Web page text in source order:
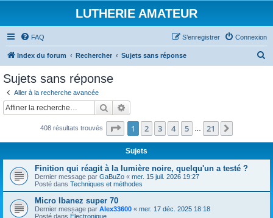
LUTHERIE AMATEUR
FAQ Connexion
S’enregistrer
Index du forum Rechercher Sujets sans réponse
c
Sujets sans réponse
Aller à la recherche avancée
Rechercher
408 résultats trouvés Page 1sur21
1 2 3 4 5 21
Sujets
Finition qui réagit à la lumière noire, quelqu'un a testé ?
Dernier message par GaBuZo « mer. 15 juil. 2026 19:27
Posté dans Techniques et méthodes
Micro Ibanez super 70
Dernier message par Alex33600 « mer. 17 déc. 2025 18:18
Posté dans Électronique